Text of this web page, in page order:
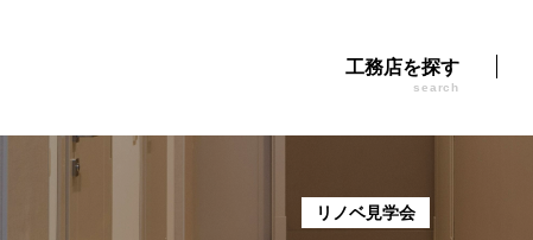
工務店を探す
search
リノベ見学会